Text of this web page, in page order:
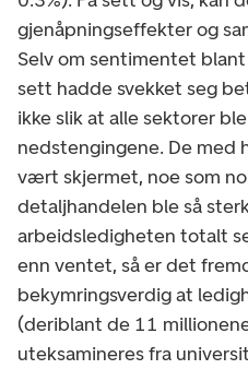
gjenåpningseffekter og
Selv om sentimentet
sett hadde svekket seg
ikke slik at alle sektorer
nedstengingene. De med
vært skjermet, noe som
detaljhandelen ble så
arbeidsledigheten totalt
enn ventet, så er det
bekymringsverdig at
(deriblant de 11
uteksamineres fra